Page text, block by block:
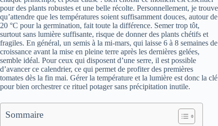
pour des plants robustes et une belle récolte. Personnellement, je trouve
qu’attendre que les températures soient suffisamment douces, autour de
20 °C pour la germination, fait toute la différence. Semer trop tôt,
surtout sans lumière suffisante, risque de donner des plants chétifs et
fragiles. En général, un semis à la mi-mars, qui laisse 6 à 8 semaines de
croissance avant la mise en pleine terre après les dernières gelées,
semble idéal. Pour ceux qui disposent d’une serre, il est possible
d’avancer ce calendrier, ce qui permet de profiter des premières
tomates dès la fin mai. Gérer la température et la lumière est donc la clé
pour bien orchestrer ce rituel potager sans précipitation inutile.
Sommaire